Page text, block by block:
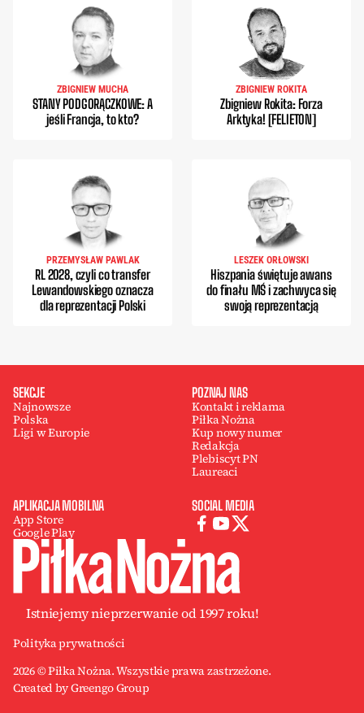
ZBIGNIEW MUCHA
STANY PODGORĄCZKOWE: A
jeśli Francja, to kto?
ZBIGNIEW ROKITA
Zbigniew Rokita: Forza
Arktyka! [FELIETON]
PRZEMYSŁAW PAWLAK
RL 2028, czyli co transfer
Lewandowskiego oznacza
dla reprezentacji Polski
LESZEK ORŁOWSKI
Hiszpania świętuje awans
do finału MŚ i zachwyca się
swoją reprezentacją
SEKCJE
Najnowsze
Polska
Ligi w Europie
POZNAJ NAS
Kontakt i reklama
Piłka Nożna
Kup nowy numer
Redakcja
Plebiscyt PN
Laureaci
APLIKACJA MOBILNA
App Store
Google Play
SOCIAL MEDIA
Istniejemy nieprzerwanie od 1997 roku!
Polityka prywatności
2026 © Piłka Nożna. Wszystkie prawa zastrzeżone.
Created by Greengo Group